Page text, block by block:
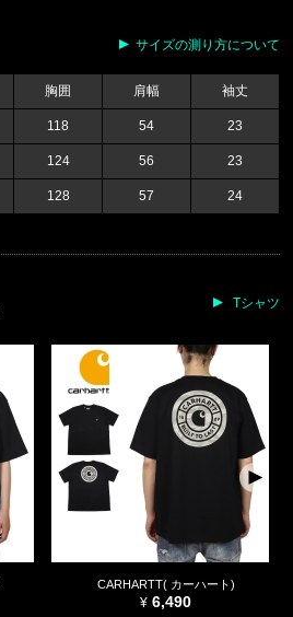
サイズの測り方について
胸囲 肩幅 袖丈
118 54 23
124 56 23
128 57 24
Tシャツ
CARHARTT( カーハート)
6,490